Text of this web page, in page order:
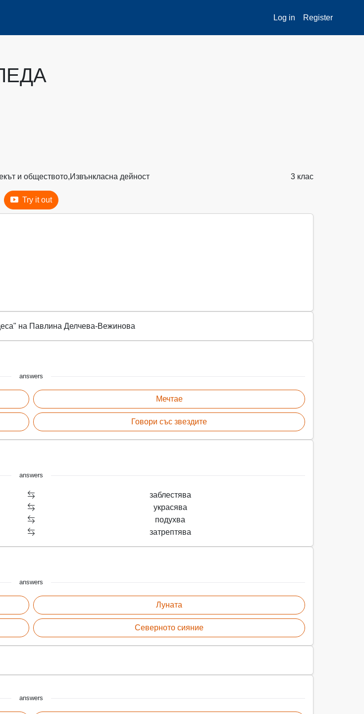
Log in Register
и обществото,Извънкласна дейност 3 клас
Try it out
на Павлина Делчева-Вежинова
answers
Мечтае
Говори със звездите
answers
заблестява
украсява
подухва
затрептява
answers
Луната
Северното сияние
answers